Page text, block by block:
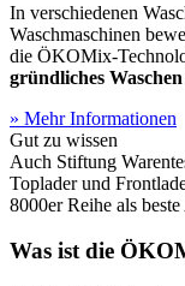
In verschiedenen
Waschmaschinen
die ÖKOMix-
gründliches Waschen
» Mehr Informationen
Gut zu wissen
Auch Stiftung
Toplader und
8000er Reihe als
Was ist die